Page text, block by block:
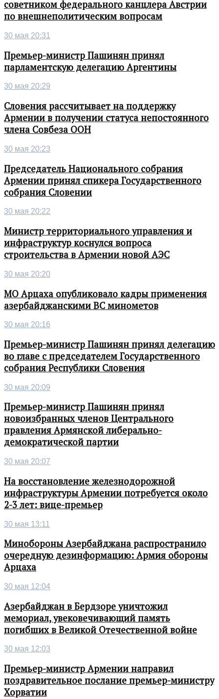
советником федерального канцлера Австрии
по внешнеполитическим вопросам
30 мая 20:31
Премьер-министр Пашинян принял
парламентскую делегацию Аргентины
30 мая 20:29
Словения рассчитывает на поддержку
Армении в получении статуса непостоянного
члена Совбеза ООН
30 мая 20:23
Председатель Национального собрания
Армении принял спикера Государственного
собрания Словении
30 мая 20:22
Министр территориального управления и
инфраструктур коснулся вопроса
строительства в Армении новой АЭС
30 мая 20:20
МО Арцаха опубликовало кадры применения
азербайджанскими ВС минометов
30 мая 20:16
Премьер-министр Пашинян принял делегацию
во главе с председателем Государственного
собрания Республики Словения
30 мая 20:09
Премьер-министр Пашинян принял
новоизбранных членов Центрального
правления Армянской либерально-
демократической партии
30 мая 20:07
На восстановление железнодорожной
инфраструктуры Армении потребуется около
2-3 лет: вице-премьер
30 мая 13:11
Минобороны Азербайджана распространило
очередную дезинформацию: Армия обороны
Арцаха
30 мая 12:04
Азербайджан в Бердзоре уничтожил
мемориал, увековечивающий память
погибших в Великой Отечественной войне
30 мая 12:03
Премьер-министр Армении направил
поздравительное послание премьер-министру
Хорватии